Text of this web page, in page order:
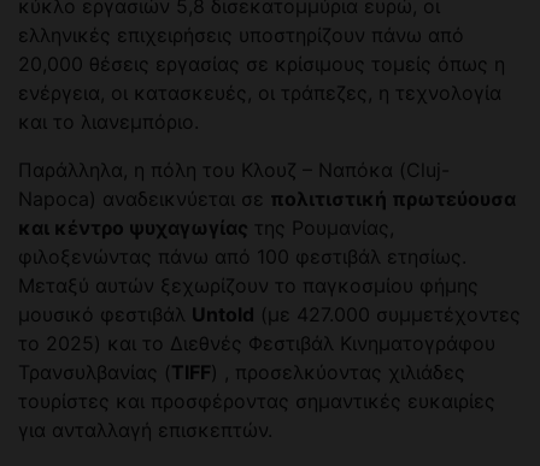
κύκλο εργασιών 5,8 δισεκατομμύρια ευρώ, οι
ελληνικές επιχειρήσεις υποστηρίζουν πάνω από
20,000 θέσεις εργασίας σε κρίσιμους τομείς όπως η
ενέργεια, οι κατασκευές, οι τράπεζες, η τεχνολογία
και το λιανεμπόριο.
Παράλληλα, η πόλη του Κλουζ – Ναπόκα (Cluj-
Napoca) αναδεικνύεται σε πολιτιστική πρωτεύουσα
και κέντρο ψυχαγωγίας της Ρουμανίας,
φιλοξενώντας πάνω από 100 φεστιβάλ ετησίως.
Μεταξύ αυτών ξεχωρίζουν το παγκοσμίου φήμης
μουσικό φεστιβάλ Untold (με 427.000 συμμετέχοντες
το 2025) και το Διεθνές Φεστιβάλ Κινηματογράφου
Τρανσυλβανίας (TIFF) , προσελκύοντας χιλιάδες
τουρίστες και προσφέροντας σημαντικές ευκαιρίες
για ανταλλαγή επισκεπτών.